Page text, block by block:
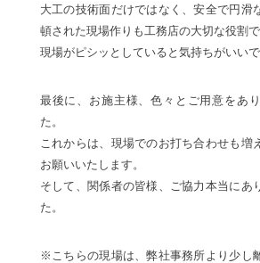
大工の技術面だけではなく、安全で円滑
頓された現場作りも工務店の大切な役割で
現場がピシッとしていると気持ちがいいで
最後に、お施主様、色々とご用意をあ
た。
これからは、現場でのお打ち合わせも増
お願いいたします。
そして、関係者の皆様、ご協力本当にあ
た。
※こちらの現場は、弊社事務所より少し